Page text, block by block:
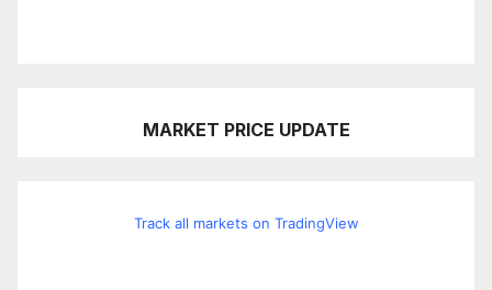
MARKET PRICE UPDATE
Track all markets on TradingView